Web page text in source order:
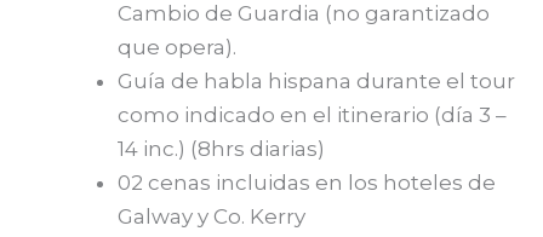
Cambio de Guardia (no garantizado
que opera).
Guía de habla hispana durante el tour
como indicado en el itinerario (día 3 –
14 inc.) (8hrs diarias)
02 cenas incluidas en los hoteles de
Galway y Co. Kerry